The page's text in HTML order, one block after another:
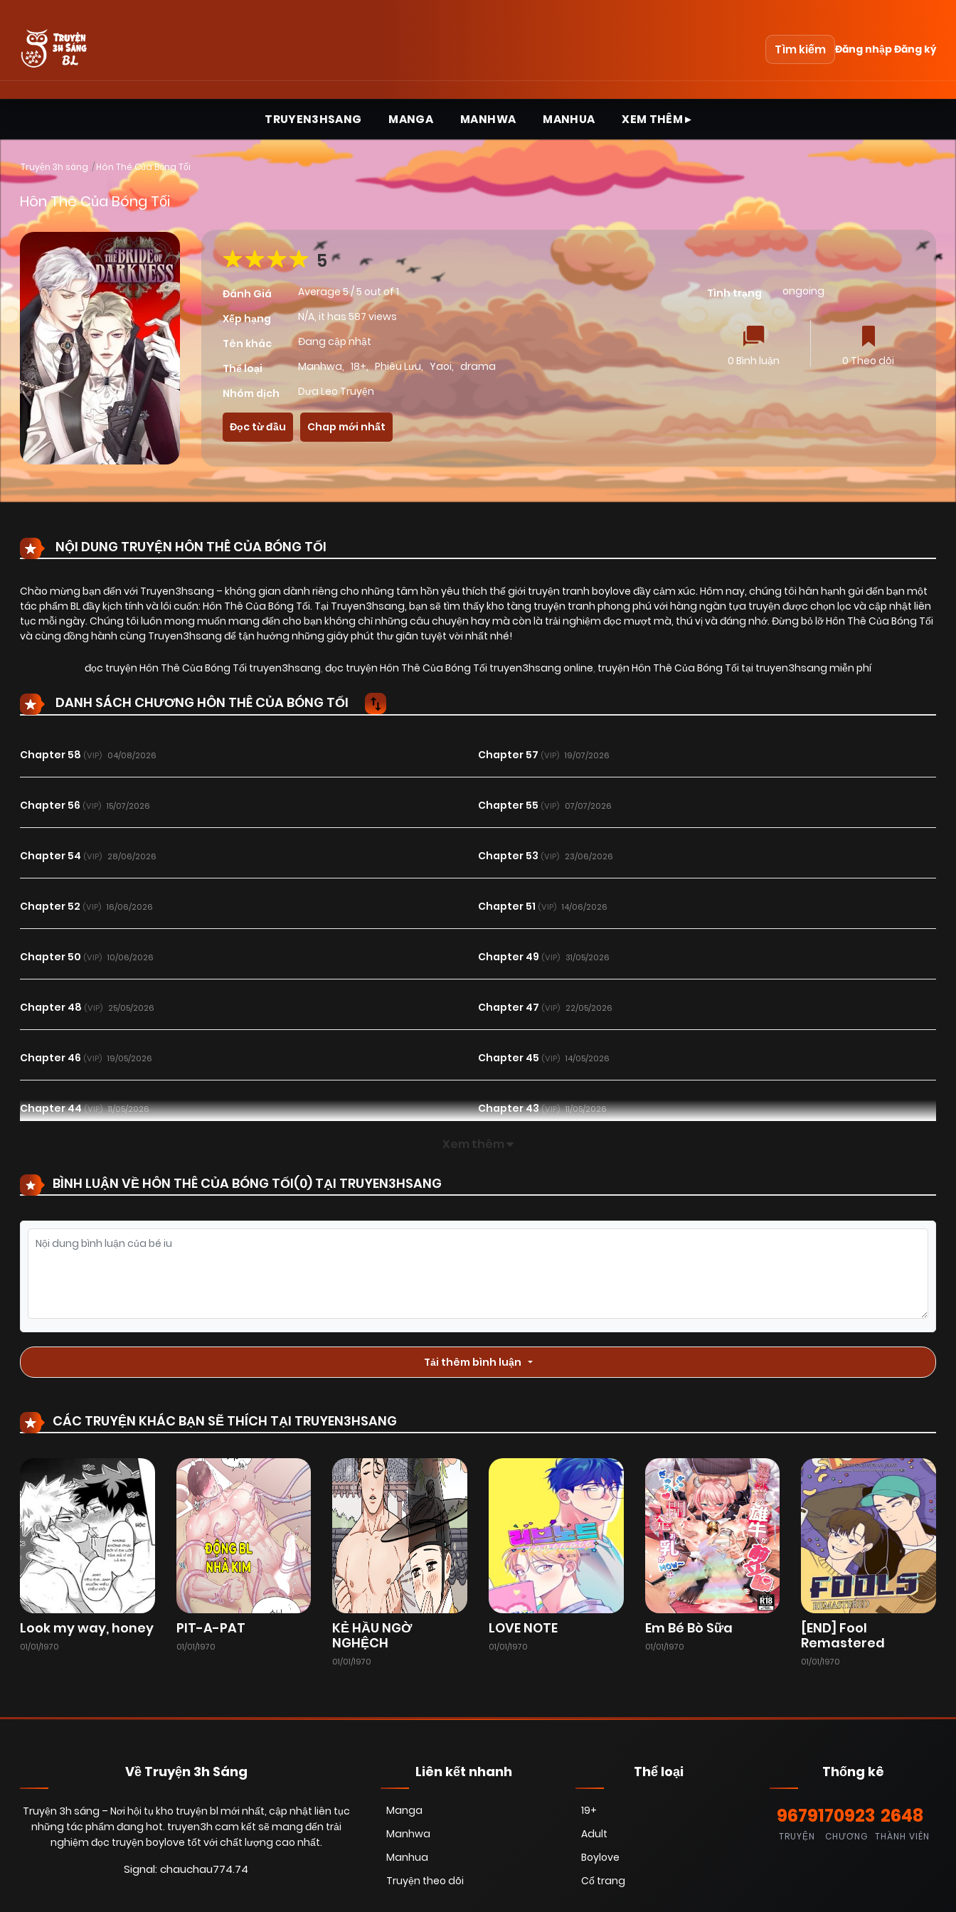
Tìm kiếm Đăng nhậpĐăng ký
TRUYEN3HSANG MANGA MANHWA MANHUA XEM THÊM ▸
Truyện 3h sáng Hôn Thê Của Bóng Tối
Hôn Thê Của Bóng Tối
5
Đánh Giá Average5/5 out of1
Xếp hạng
N/A, it has 587 views
Tên khác
Đang cập nhật
Thể loại
Manhwa, 18+, Phiêu Lưu, Yaoi, drama
Nhóm dịch
Dưa Leo Truyện
Tình trạng ongoing
0 Bình luận 0 Theo dõi
Đọc từ đầu Chap mới nhất
NỘI DUNG TRUYỆN HÔN THÊ CỦA BÓNG TỐI
Chào mừng bạn đến với Truyen3hsang – không gian dành riêng cho những tâm hồn yêu thích thế giới truyện tranh boylove đầy cảm xúc. Hôm nay, chúng tôi hân hạnh gửi đến bạn một
tác phẩm BL đầy kịch tính và lôi cuốn: Hôn Thê Của Bóng Tối. Tại Truyen3hsang, bạn sẽ tìm thấy kho tàng truyện tranh phong phú với hàng ngàn tựa truyện được chọn lọc và cập nhật liên
tục mỗi ngày. Chúng tôi luôn mong muốn mang đến cho bạn không chỉ những câu chuyện hay mà còn là trải nghiệm đọc mượt mà, thú vị và đáng nhớ. Đừng bỏ lỡ Hôn Thê Của Bóng Tối
và cùng đồng hành cùng Truyen3hsang để tận hưởng những giây phút thư giãn tuyệt vời nhất nhé!
đọc truyện Hôn Thê Của Bóng Tối truyen3hsang, đọc truyện Hôn Thê Của Bóng Tối truyen3hsang online, truyện Hôn Thê Của Bóng Tối tại truyen3hsang miễn phí
DANH SÁCH CHƯƠNG HÔN THÊ CỦA BÓNG TỐI
Chapter 58 (VIP) 04/08/2026 Chapter 57 (VIP) 19/07/2026
Chapter 56 (VIP) 15/07/2026 Chapter 55 (VIP) 07/07/2026
Chapter 54 (VIP) 28/06/2026 Chapter 53 (VIP) 23/06/2026
Chapter 52 (VIP) 16/06/2026 Chapter 51 (VIP) 14/06/2026
Chapter 50 (VIP) 10/06/2026 Chapter 49 (VIP) 31/05/2026
Chapter 48 (VIP) 25/05/2026 Chapter 47 (VIP) 22/05/2026
Chapter 46 (VIP) 19/05/2026 Chapter 45 (VIP) 14/05/2026
Chapter 44(VIP) 11/05/2026 Chapter 43(VIP) 11/05/2026
Chapter 34 Chapter 33
Chapter 32 27/02/2026
Chapter 30(VIP) 13/02/2026 Chapter 29 (VIP) 04/02/2026
Chapter 28(VIP) 04/02/2026 (VIP) 04/02/2026
Chapter 26 (VIP) 13/01/2026 Chapter 25(VIP) 13/01/2026
Chapter 24(VIP) 13/01/2026 Chapter 23(VIP) 13/01/2026
Chapter 20(VIP) 21/10/2025 Chapter 19(VIP) 15/10/2025
03/10/2025 Chapter 17
Chapter 16(VIP) 31/08/2025 23/08/2025
11/08/2025 11/08/2025
Xem thêm
BÌNH LUẬN VỀ HÔN THÊ CỦA BÓNG TỐI(0) TẠI TRUYEN3HSANG
Tải thêm bình luận
CÁC TRUYỆN KHÁC BẠN SẼ THÍCH TẠI TRUYEN3HSANG
Look my way, honey
01/01/1970
PIT-A-PAT
01/01/1970
KẺ HẦU NGỜ
NGHỆCH
01/01/1970
LOVE NOTE
01/01/1970
Em Bé Bò Sữa
01/01/1970
[END] Fool
Remastered
01/01/1970
Về Truyện 3h Sáng
Truyện 3h sáng – Nơi hội tụ kho truyện bl mới nhất, cập nhật liên tục
những tác phẩm đang hot. truyen3h cam kết sẽ mang đến trải
nghiệm đọc truyện boylove tốt với chất lượng cao nhất.
Signal: chauchau774.74
Liên kết nhanh
Manga
Manhwa
Manhua
Truyện theo dõi
Thể loại
19+
Adult
Boylove
Cổ trang
Thống kê
9679
TRUYỆN
170923
CHƯƠNG
2648
THÀNH VIÊN